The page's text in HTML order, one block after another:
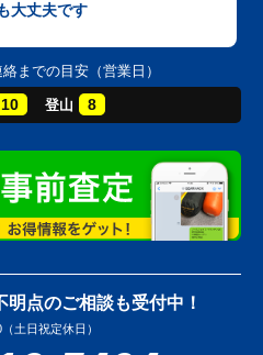
大丈夫です
までの目安（営業日）
10 登山 8
点のご相談も受付中！
土日祝定休日）